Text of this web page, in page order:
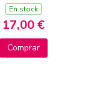
En stock
17,00 €
Comprar